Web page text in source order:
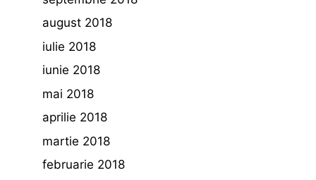
august 2018
iulie 2018
iunie 2018
mai 2018
aprilie 2018
martie 2018
februarie 2018